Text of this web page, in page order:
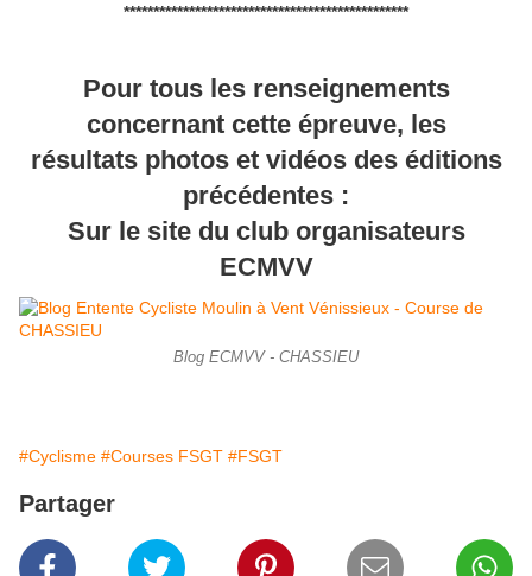
************************************************
Pour tous les renseignements
concernant cette épreuve, les
résultats photos et vidéos des éditions
précédentes :
Sur le site du club organisateurs
ECMVV
Blog ECMVV - CHASSIEU
#Cyclisme #Courses FSGT #FSGT
Partager